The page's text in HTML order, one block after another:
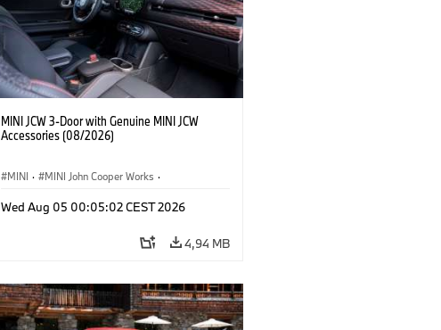
MINI JCW 3-Door with Genuine MINI JCW
Accessories (08/2026)
MINI · MINI John Cooper Works ·
Wed Aug 05 00:05:02 CEST 2026
4,94 MB